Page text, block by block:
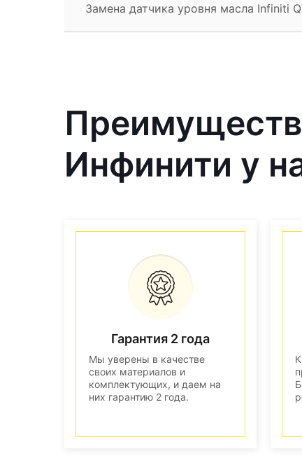
Замена датчика уровня масла Infiniti
Инфинити у
Гарантия 2 года
Мы уверены в качестве
своих материалов и
комплектующих, и даем на
них гарантию 2 года.